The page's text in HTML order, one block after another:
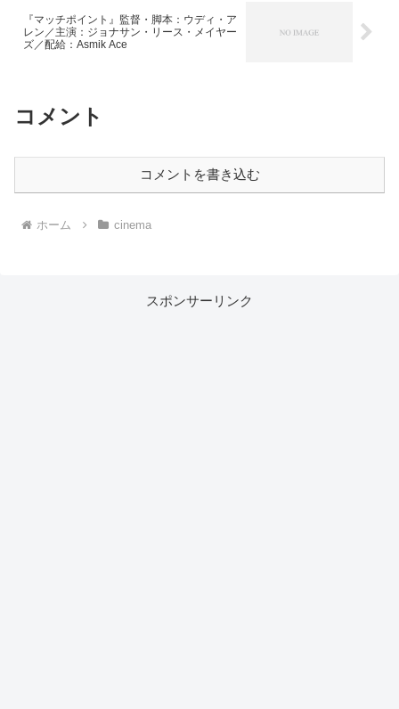
『マッチポイント』監督・脚本：ウディ・ア
レン／主演：ジョナサン・リース・メイヤー
ズ／配給：Asmik Ace
コメント
コメントを書き込む
ホーム cinema
スポンサーリンク